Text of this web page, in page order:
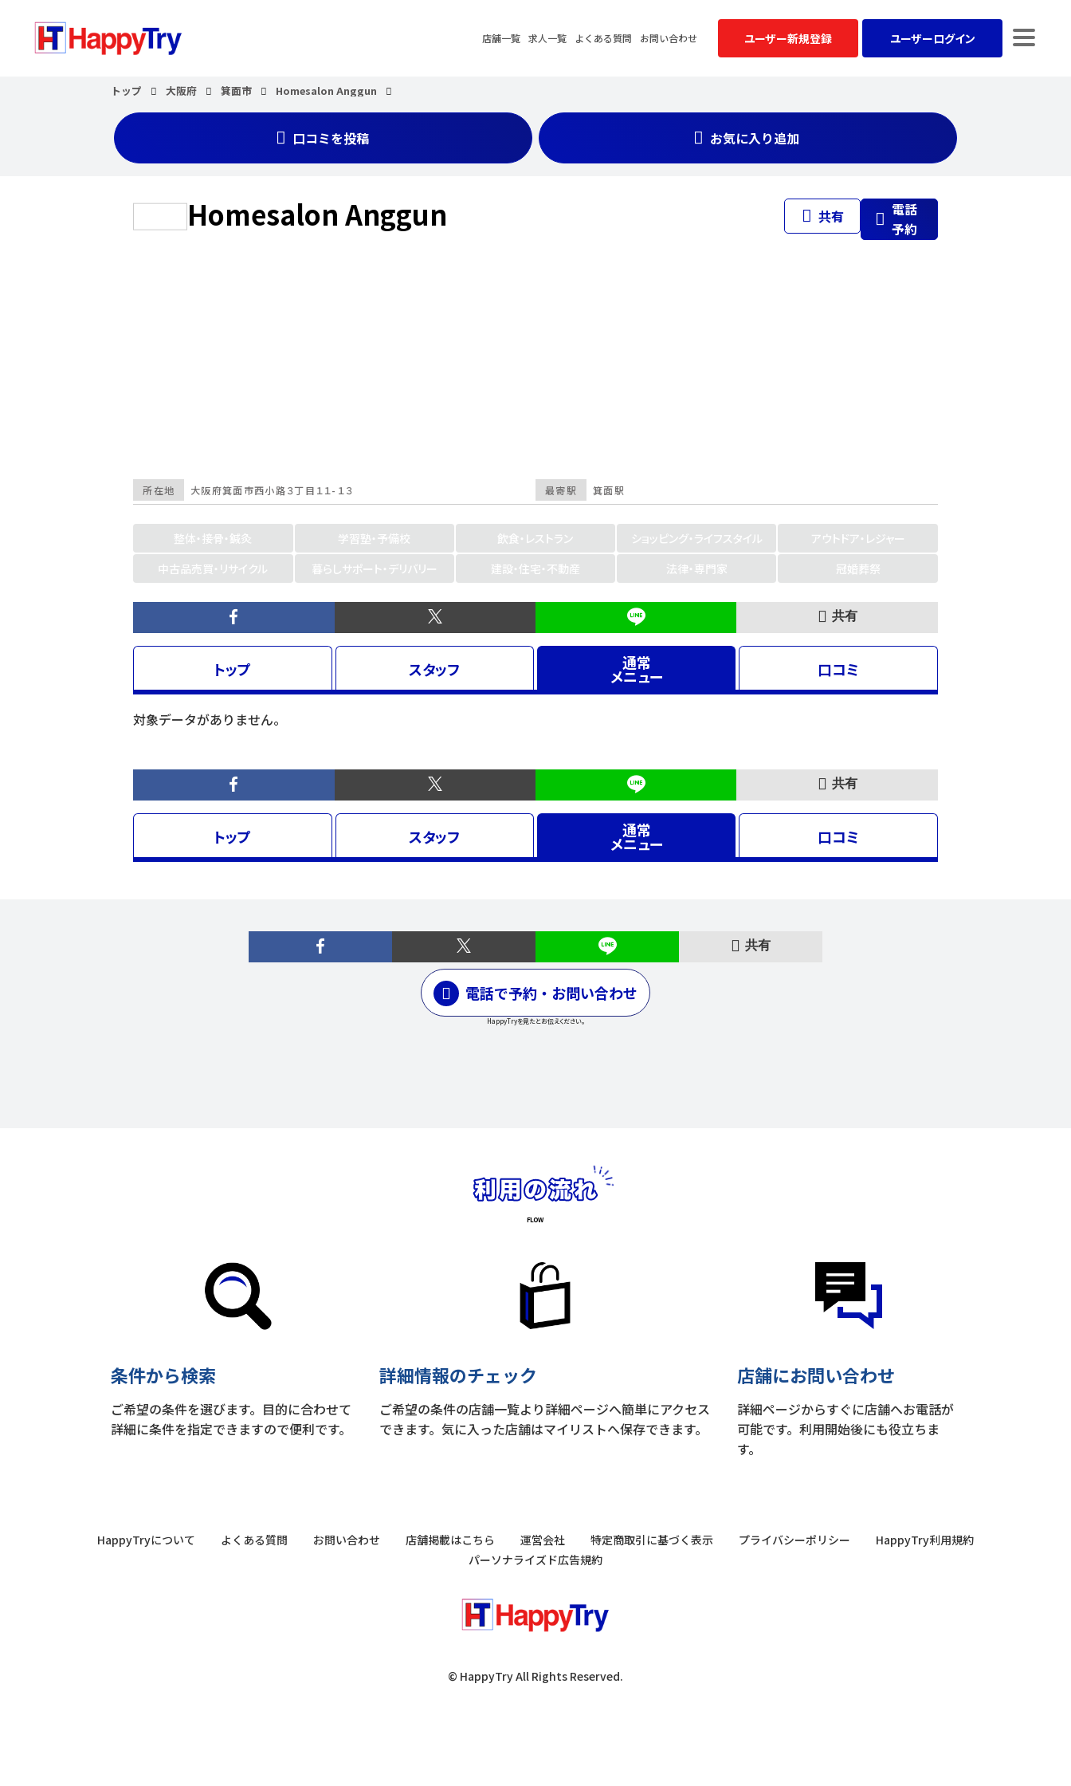
店舗一覧 求人一覧 よくある質問 お問い合わせ ユーザー新規登録 ユーザーログイン
トップ 大阪府 箕面市 Homesalon Anggun
口コミを投稿 お気に入り追加
Homesalon Anggun 共有
電話
予約
最寄駅 箕面駅
所在地 大阪府箕面市西小路３丁目１１-１３
整体・接骨・鍼灸 学習塾・予備校 飲食・レストラン ショッピング・ライフスタイル
アウトドア・レジャー
中古品売買・リサイクル
暮らしサポート・デリバリー 建設・住宅・不動産 法律・専門家 冠婚葬祭
共有
トップ スタッフ 通常
メニュー 口コミ
対象データがありません。
共有
トップ スタッフ 通常
メニュー 口コミ
共有
電話で予約・お問い合わせ
HappyTryを見たとお伝えください。
条件から検索
ご希望の条件を選びます。目的に合わせて
詳細に条件を指定できますので便利です。
詳細情報のチェック
ご希望の条件の店舗一覧より詳細ページへ簡単にアクセス
できます。気に入った店舗はマイリストへ保存できます。
店舗にお問い合わせ
詳細ページからすぐに店舗へお電話が
可能です。利用開始後にも役立ちま
す。
HappyTryについて よくある質問 お問い合わせ 店舗掲載はこちら 運営会社 特定商取引に基づく表示 プライバシーポリシー
HappyTry利用規約
パーソナライズド広告規約
© HappyTry All Rights Reserved.